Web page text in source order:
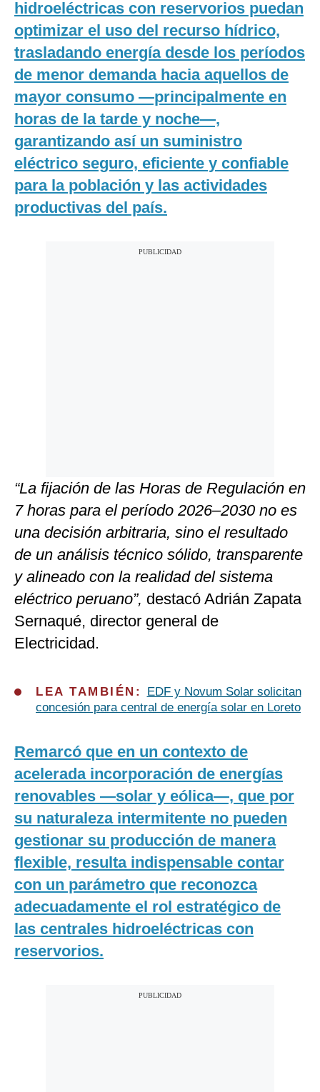
hidroeléctricas con reservorios puedan
optimizar el uso del recurso hídrico,
trasladando energía desde los períodos
de menor demanda hacia aquellos de
mayor consumo —principalmente en
horas de la tarde y noche—,
garantizando así un suministro
eléctrico seguro, eficiente y confiable
para la población y las actividades
productivas del país.
“La fijación de las Horas de Regulación en
7 horas para el período 2026–2030 no es
una decisión arbitraria, sino el resultado
de un análisis técnico sólido, transparente
y alineado con la realidad del sistema
eléctrico peruano”, destacó Adrián Zapata
Sernaqué, director general de
Electricidad.
LEA TAMBIÉN:
EDF y Novum Solar solicitan
concesión para central de energía solar en Loreto
Remarcó que en un contexto de
acelerada incorporación de energías
renovables —solar y eólica—, que por
su naturaleza intermitente no pueden
gestionar su producción de manera
flexible, resulta indispensable contar
con un parámetro que reconozca
adecuadamente el rol estratégico de
las centrales hidroeléctricas con
reservorios.